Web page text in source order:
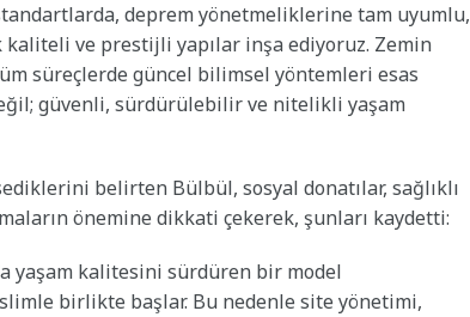
deprem yönetmeliklerine tam uyumlu,
ve prestijli yapılar inşa ediyoruz. Zemin
süreçlerde güncel bilimsel yöntemleri esas
güvenli, sürdürülebilir ve nitelikli yaşam
belirten Bülbül, sosyal donatılar, sağlıklı
önemine dikkati çekerek, şunları kaydetti:
yaşam kalitesini sürdüren bir model
birlikte başlar. Bu nedenle site yönetimi,